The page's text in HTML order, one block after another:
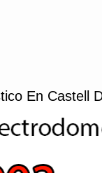
En Castell